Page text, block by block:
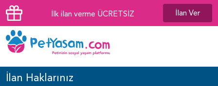
İlk ilan verme ÜCRETSİZ İlan Ver
İlan Haklarınız